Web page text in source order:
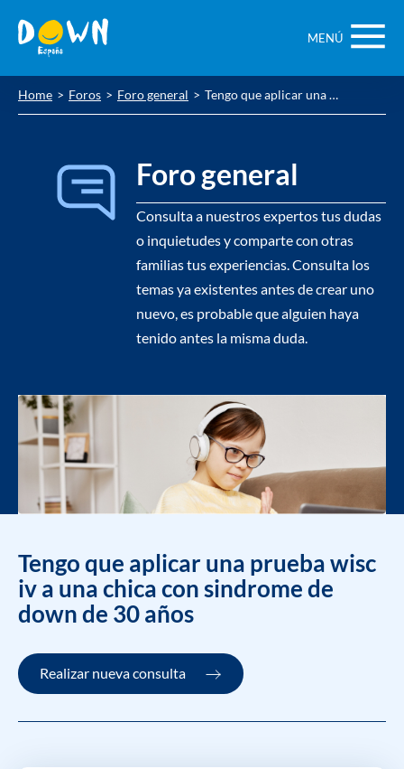
contenido
MENÚ
Home Foros Foro general Tengo que aplicar una prueba wisc iv a una chica con sindrome de down de 30 años
Foro general
Consulta a nuestros expertos tus dudas
o inquietudes y comparte con otras
familias tus experiencias. Consulta los
temas ya existentes antes de crear uno
nuevo, es probable que alguien haya
tenido antes la misma duda.
Tengo que aplicar una prueba wisc
iv a una chica con sindrome de
down de 30 años
Realizar nueva consulta